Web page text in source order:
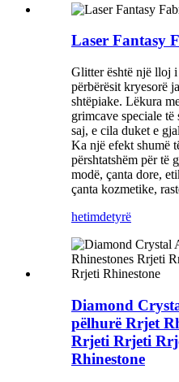
Laser Fantasy
Glitter është një lloj
përbërësit kryesorë
shtëpiake. Lëkura
grimcave speciale të
saj, e cila duket e
Ka një efekt shumë
përshtatshëm për të
modë, çanta dore,
çanta kozmetike,
hetimdetyrë
Diamond
pëlhurë Rrjet
Rrjeti Rrjeti
Rhinestone